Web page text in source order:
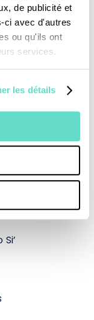
de publicité et
ci avec d'autres
ou qu'ils ont
services.
les détails